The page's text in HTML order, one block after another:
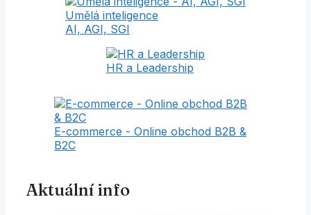
Umělá inteligence
AI, AGI, SGI
HR a Leadership
E-commerce - Online obchod B2B &
B2C
Aktuální info